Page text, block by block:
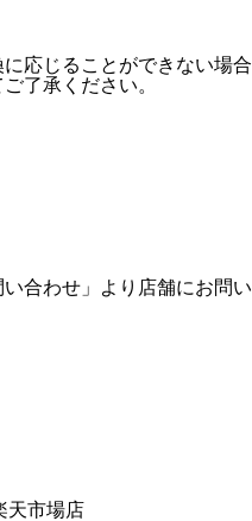
応じることができない場合
了承ください。
合わせ」より店舗にお問い
天市場店